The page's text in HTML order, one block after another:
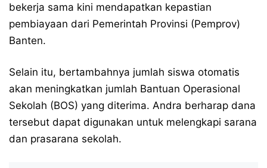
bekerja sama kini mendapatkan kepastian
pembiayaan dari Pemerintah Provinsi (Pemprov)
Banten.
​Selain itu, bertambahnya jumlah siswa otomatis
akan meningkatkan jumlah Bantuan Operasional
Sekolah (BOS) yang diterima. Andra berharap dana
tersebut dapat digunakan untuk melengkapi sarana
dan prasarana sekolah.